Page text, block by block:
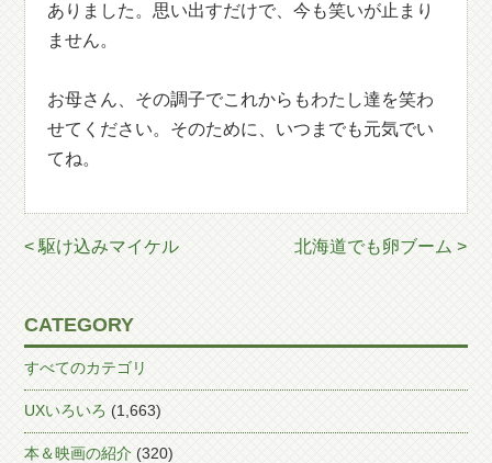
ありました。思い出すだけで、今も笑いが止まり
ません。
お母さん、その調子でこれからもわたし達を笑わ
せてください。そのために、いつまでも元気でい
てね。
< 駆け込みマイケル 北海道でも卵ブーム >
CATEGORY
すべてのカテゴリ
UXいろいろ (1,663)
本＆映画の紹介 (320)